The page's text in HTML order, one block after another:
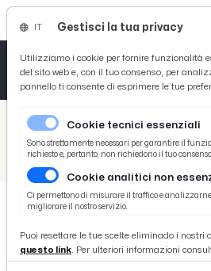
/ Picenotime
/ Comunicati
Novità fiscali per le farmacie della Regione Marche:
Novità fiscali per le
Gestisci la tua privacy
Utilizziamo i cookie per fornire funzionalità
del sito web e, con il tuo consenso, per
pannello ti consente di esprimere le tue
Cookie tecnici essenziali
Sono strettamente necessari per garantire il
richiesto e, pertanto, non richiedono il tuo
Cookie analitici non
Ci permettono di misurare il traffico e
migliorare il nostro servizio.
Puoi resettare le tue scelte eliminado i nostri
questo link. Per ulteriori informazioni
Tutto News
Tutto Sport
Basket
Ciclismo
Tutto Curiosità